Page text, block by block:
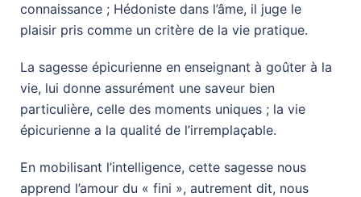
connaissance ; Hédoniste dans l’âme, il juge le
plaisir pris comme un critère de la vie pratique.
La sagesse épicurienne en enseignant à goûter à la
vie, lui donne assurément une saveur bien
particulière, celle des moments uniques ; la vie
épicurienne a la qualité de l’irremplaçable.
En mobilisant l’intelligence, cette sagesse nous
apprend l’amour du « fini », autrement dit, nous